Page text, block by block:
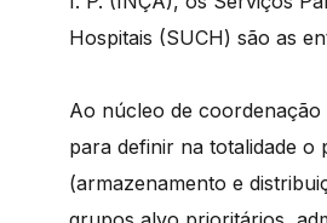
Hospitais (SUCH) são as
Ao núcleo de
para definir na totalidade o
(armazenamento e